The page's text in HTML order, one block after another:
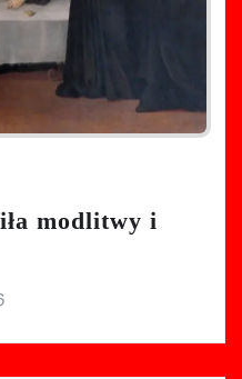
modlitwy i